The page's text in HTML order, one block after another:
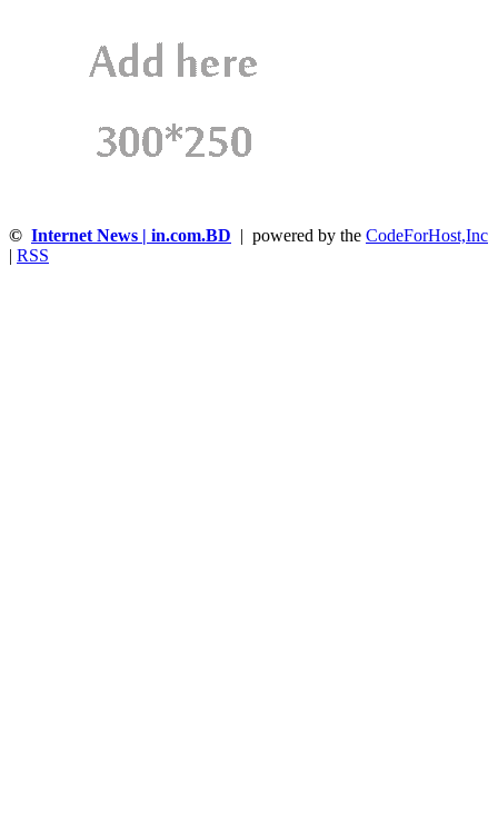
© Internet News | in.com.BD | powered by the CodeForHost,Inc
| RSS